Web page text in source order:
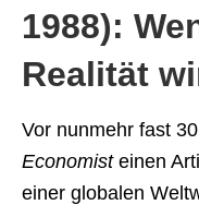
1988):
Realität
Vor nunmehr fast
Economisteinen
einer globalen